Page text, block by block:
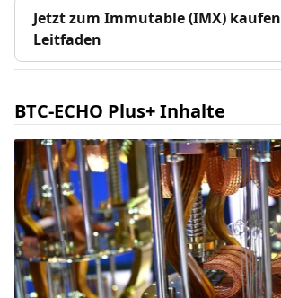
Jetzt zum Immutable (IMX) kaufen
Leitfaden
BTC-ECHO Plus+ Inhalte